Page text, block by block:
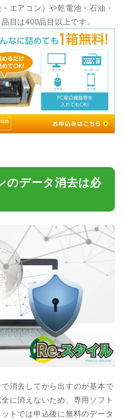
エアコン）や乾電池・石油・
目は400品目以上です。
のデータ消去は必
消去してから出すのが基本で
に消えないため、専用ソフト
トでは申込後に無料のデータ